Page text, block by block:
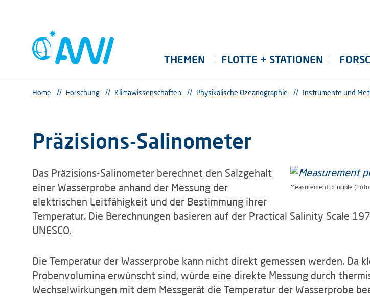
THEMEN FLOTTE + STATIONEN
Home // Forschung // Klimawissenschaften // Physikalische Ozeanographie // Instrumente und
Präzisions-Salinometer
Measurement principle
Das Präzisions-Salinometer berechnet den Salzgehalt
einer Wasserprobe anhand der Messung der
elektrischen Leitfähigkeit und der Bestimmung ihrer
Temperatur. Die Berechnungen basieren auf der Practical Salinity Scale
UNESCO.
Die Temperatur der Wasserprobe kann nicht direkt gemessen werden. Da
Probenvolumina erwünscht sind, würde eine direkte Messung durch
Wechselwirkungen mit dem Messgerät die Temperatur der Wasserprobe